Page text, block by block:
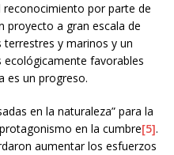
reconocimiento por parte de
proyecto a gran escala de
y marinos y un
ecológicamente favorables
es un progreso.
en la naturaleza” para la
en la cumbre[5].
aumentar los esfuerzos